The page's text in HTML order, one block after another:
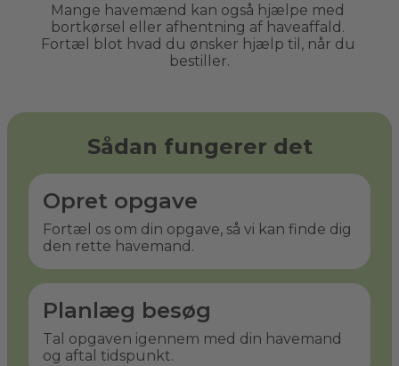
Mange havemænd kan også hjælpe med
bortkørsel eller afhentning af haveaffald.
Fortæl blot hvad du ønsker hjælp til, når du
bestiller.
Sådan fungerer det
Opret opgave
Fortæl os om din opgave, så vi kan finde dig
den rette havemand.
Planlæg besøg
Tal opgaven igennem med din havemand
og aftal tidspunkt.